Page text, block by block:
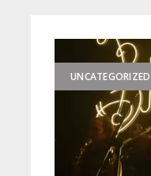
UNCATEGORIZED